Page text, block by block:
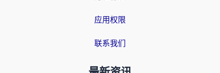
应用权限
联系我们